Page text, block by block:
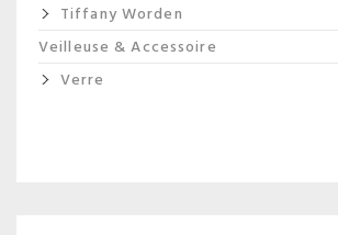
Tiffany Worden
Veilleuse & Accessoire
Verre